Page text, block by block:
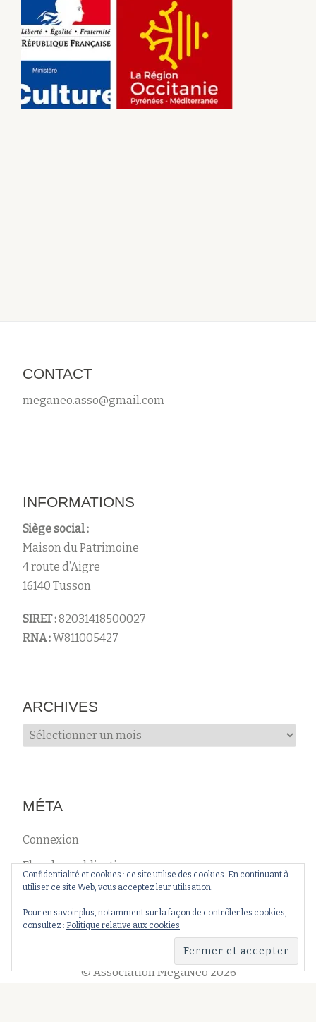
CONTACT
meganeo.asso@gmail.com
INFORMATIONS
Siège social :
Maison du Patrimoine
4 route d’Aigre
16140 Tusson
SIRET :82031418500027
RNA :W811005427
ARCHIVES
Archives
MÉTA
Connexion
Flux des publications
Flux des commentaires
Site de WordPress-FR
© Association MégaNéo 2026
Confidentialité et cookies : ce site utilise des cookies. En continuant à
utiliser ce site Web, vous acceptez leur utilisation.
Pour en savoir plus, notamment sur la façon de contrôler les cookies,
consultez : Politique relative aux cookies